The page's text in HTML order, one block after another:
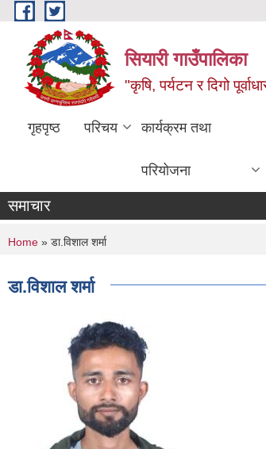
Skip to main content
सियारी गाउँपालिका
"कृषि, पर्यटन र दिगो
गृहपृष्ठ परिचय कार्यक्रम तथा
परियोजना
समाचार
You are here
Home » डा.विशाल शर्मा
डा.विशाल शर्मा